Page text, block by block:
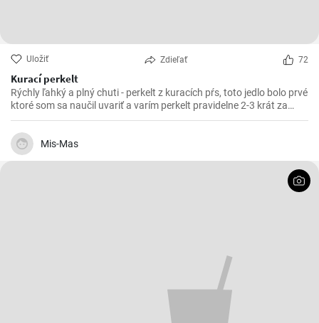
Uložiť Zdieľať 72
Kurací perkelt
Rýchly ľahký a plný chuti - perkelt z kuracích pŕs, toto jedlo bolo prvé
ktoré som sa naučil uvariť a varím perkelt pravidelne 2-3 krát za
mesiac. Vynikajúci kurací perkelt s kolienkami.
Mis-Mas